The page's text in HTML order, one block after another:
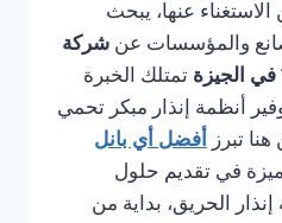
عنها، يبحث
والمؤسسات عن شركة
تمتلك الخبرة
أنظمة إنذار مبكر تحمي
تبرز أفضل أي بانل
في تقديم حلول
الحريق، بداية من